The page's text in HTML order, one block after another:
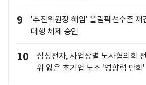
9
'추진위원장 해임' 올림픽선수촌
대행 체제 승인
10
삼성전자, 사업장별 노사협의회
위 잃은 초기업 노조 '영향력 만회